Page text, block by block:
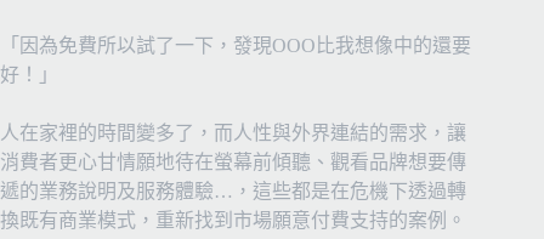
「因為免費所以試了一下，發現OOO比我想像中的還要
好！」
人在家裡的時間變多了，而人性與外界連結的需求，讓
消費者更心甘情願地待在螢幕前傾聽、觀看品牌想要傳
遞的業務說明及服務體驗…，這些都是在危機下透過轉
換既有商業模式，重新找到市場願意付費支持的案例。